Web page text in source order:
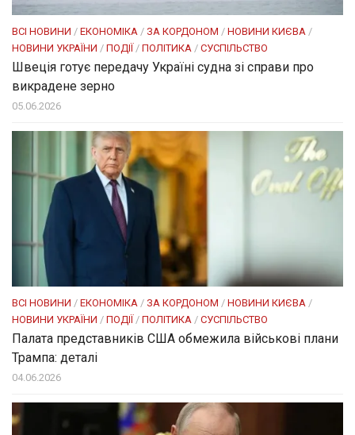
ВСІ НОВИНИ / ЕКОНОМІКА / ЗА КОРДОНОМ / НОВИНИ КИЄВА /
НОВИНИ УКРАЇНИ / ПОДІЇ/ ПОЛІТИКА / СУСПІЛЬСТВО
Швеція готує передачу Україні судна зі справи про
викрадене зерно
05.06.2026
ВСІ НОВИНИ / ЕКОНОМІКА / ЗА КОРДОНОМ / НОВИНИ КИЄВА /
НОВИНИ УКРАЇНИ / ПОДІЇ / ПОЛІТИКА / СУСПІЛЬСТВО
Палата представників США обмежила військові плани
Трампа: деталі
04.06.2026